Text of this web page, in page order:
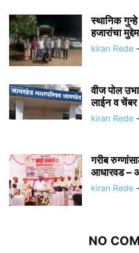
स्थानिक
हजारांचा
kiran Rede -
वीज पोल
लाईन व चेंबर
kiran Rede -
गरीब
आधारवड –
kiran Rede -
NO